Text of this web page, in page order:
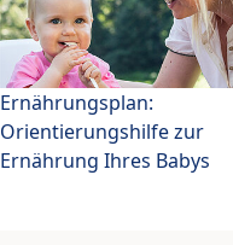
Ernährungsplan:
Orientierungshilfe zur
Ernährung Ihres Babys